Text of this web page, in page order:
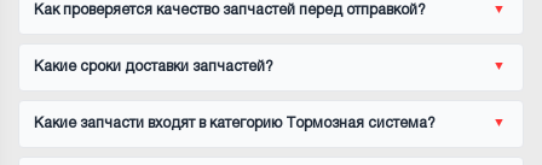
Как проверяется качество запчастей перед отправкой?
Какие сроки доставки запчастей?
Какие запчасти входят в категорию Тормозная система?